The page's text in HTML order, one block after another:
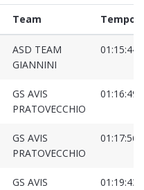
Team Tempo
ASD TEAM
GIANNINI
GS AVIS
PRATOVECCHIO
GS AVIS
PRATOVECCHIO
GS AVIS